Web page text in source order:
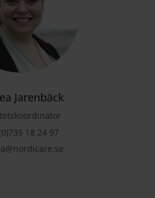
Jarenbäck
18 24 97